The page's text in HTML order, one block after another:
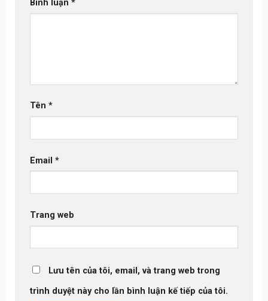
Bình luận *
Tên *
Email *
Trang web
Lưu tên của tôi, email, và trang web trong
trình duyệt này cho lần bình luận kế tiếp của tôi.